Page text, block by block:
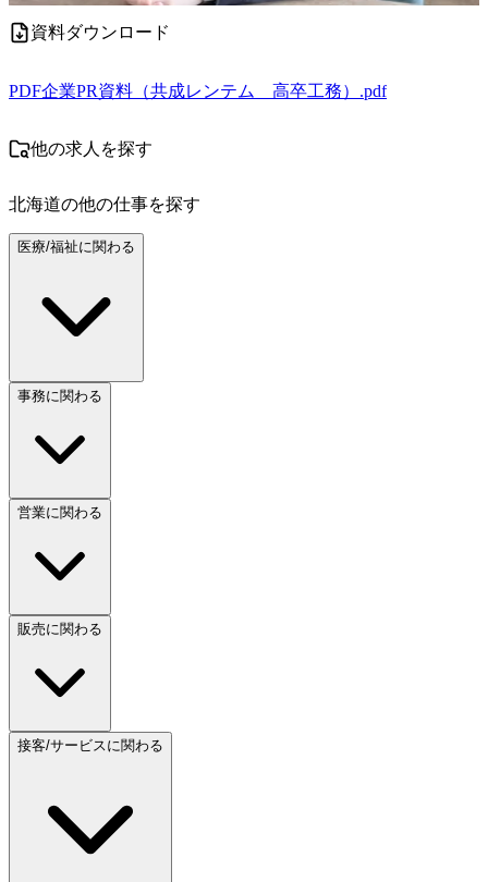
資料ダウンロード
PDF企業PR資料（共成レンテム＿高卒工務）.pdf
他の求人を探す
北海道の他の仕事を探す
医療/福祉に関わる
事務に関わる
営業に関わる
販売に関わる
接客/サービスに関わる